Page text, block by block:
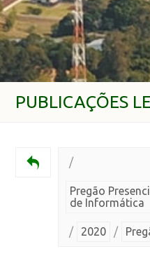
PUBLICAÇÕES
/
Pregão
de Informática
/ 2020 /